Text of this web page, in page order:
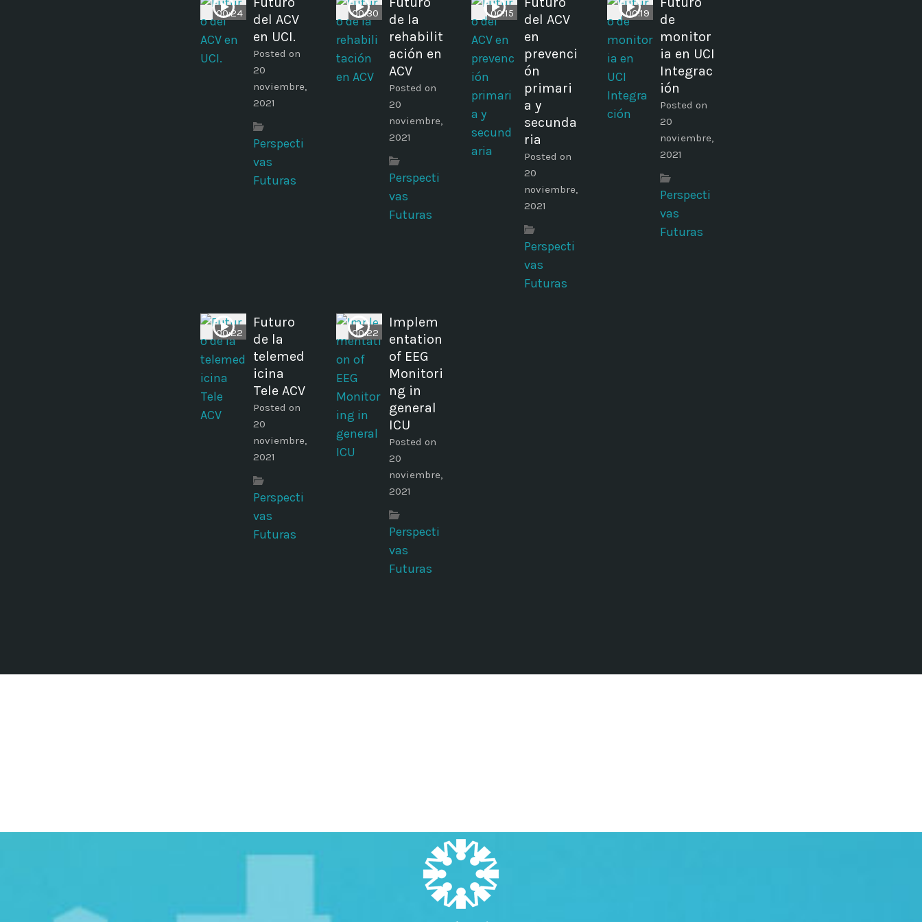
00:24
del ACV
en UCI.
Posted on
20
noviembre,
2021
Perspecti
vas
Futuras
00:30
de la
rehabilit
ación en
ACV
Posted on
20
noviembre,
2021
Perspecti
vas
Futuras
00:15
del ACV
en
prevenci
ón
primari
a y
secunda
ria
Posted on
20
noviembre,
2021
Perspecti
vas
Futuras
00:19
de
monitor
ia en UCI
Integrac
ión
Posted on
20
noviembre,
2021
Perspecti
vas
Futuras
00:22
Futuro
de la
telemed
icina
Tele ACV
Posted on
20
noviembre,
2021
Perspecti
vas
Futuras
00:22
Implem
entation
of EEG
Monitori
ng in
general
ICU
Posted on
20
noviembre,
2021
Perspecti
vas
Futuras